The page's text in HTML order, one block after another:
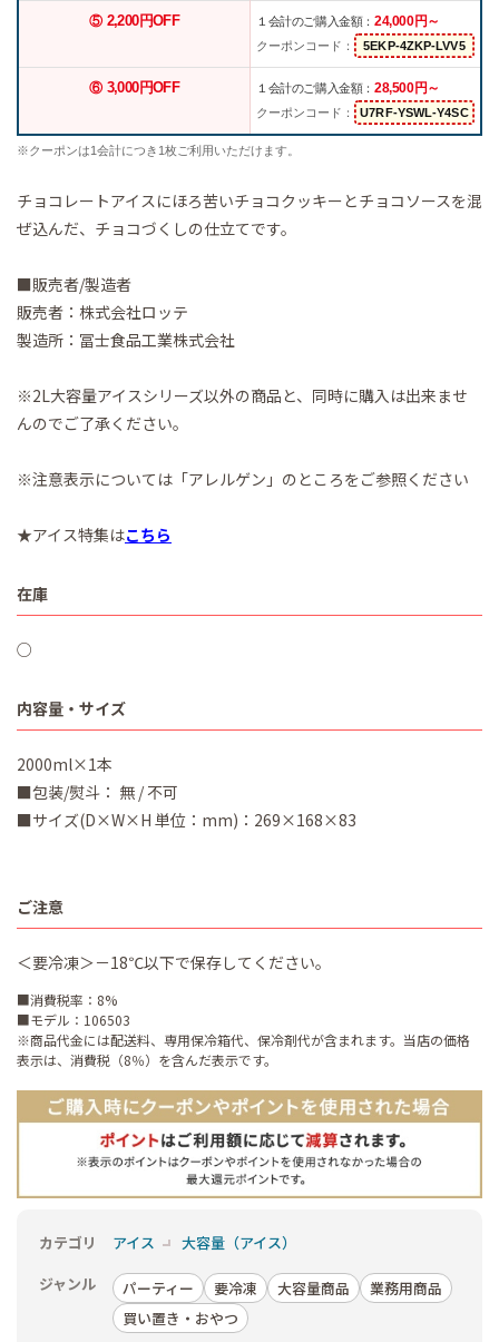
⑤ 2,200円OFF １会計のご購入金額： 24,000円～
クーポンコード：
⑥ 3,000円OFF １会計のご購入金額： 28,500円～
クーポンコード：
※クーポンは1会計につき1枚ご利用いただけます。
チョコレートアイスにほろ苦いチョコクッキーとチョコソースを混
ぜ込んだ、チョコづくしの仕立てです。
■販売者/製造者
販売者：株式会社ロッテ
製造所：冨士食品工業株式会社
※2L大容量アイスシリーズ以外の商品と、同時に購入は出来ませ
んのでご了承ください。
※注意表示については「アレルゲン」のところをご参照ください
★アイス特集はこちら
在庫
○
内容量・サイズ
2000ml×1本
■包装/熨斗： 無 / 不可
■サイズ(D×W×H 単位：mm)：269×168×83
ご注意
＜要冷凍＞－18℃以下で保存してください。
■消費税率：8%
■モデル：106503
※商品代金には配送料、専用保冷箱代、保冷剤代が含まれます。当店の価格
表示は、消費税（8％）を含んだ表示です。
カテゴリ アイス
大容量（アイス）
ジャンル
パーティー 要冷凍 大容量商品
業務用商品
買い置き・おやつ